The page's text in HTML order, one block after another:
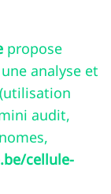
propose
analyse et
audit,
cellule-